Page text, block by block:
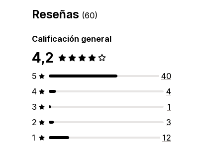
Reseñas (60)
Calificación general
4,2
5
40
4
4
3
1
2
3
1
12